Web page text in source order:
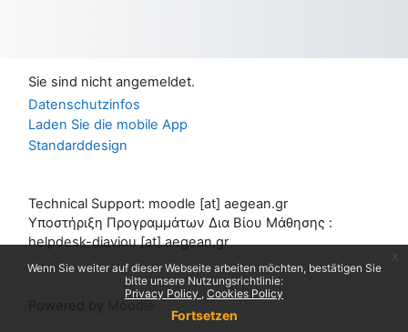
Wenn Sie weiter auf dieser Webseite arbeiten möchten, bestätigen Sie
bitte unsere Nutzungsrichtlinie:
Privacy Policy
Cookies Policy
Fortsetzen
Sie sind nicht angemeldet.
Datenschutzinfos
Laden Sie die mobile App
Standarddesign
Technical Support: moodle [at] aegean.gr
Υποστήριξη Προγραμμάτων Δια Βίου Μάθησης :
helpdesk-diaviou [at] aegean.gr
Moodle